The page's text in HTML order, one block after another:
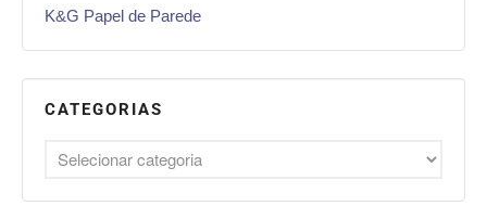
K&G Papel de Parede
CATEGORIAS